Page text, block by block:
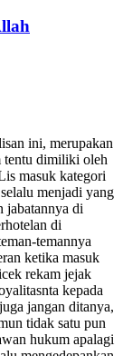
ini, merupakan
tentu dimiliki oleh
masuk kategori
menjadi yang
jabatannya di
di
temannya
ketika masuk
rekam jejak
kepada
jangan ditanya,
tidak satu pun
hukum apalagi